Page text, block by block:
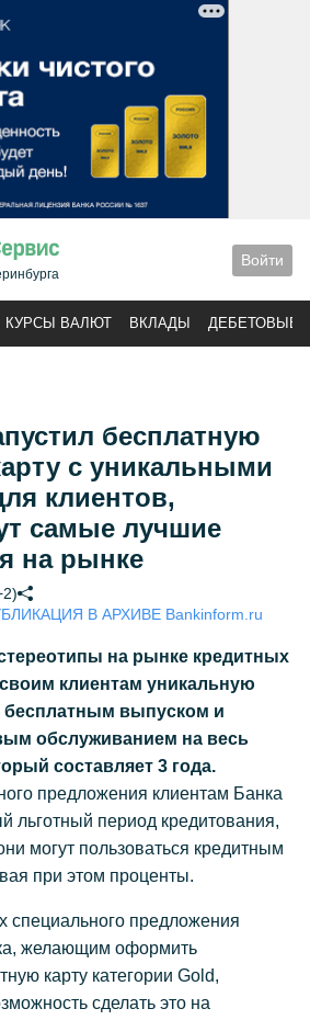
Войти
КУРСЫ ВАЛЮТ ВКЛАДЫ ДЕБЕТОВЫЕ
бесплатную
с уникальными
клиентов,
самые лучшие
на рынке
В АРХИВЕ Bankinform.ru
на рынке кредитных
своим клиентам уникальную
бесплатным выпуском и
обслуживанием на весь
составляет 3 года.
предложения клиентам Банка
льготный период кредитования,
могут пользоваться кредитным
при этом проценты.
специального предложения
желающим оформить
карту категории Gold,
сделать это на